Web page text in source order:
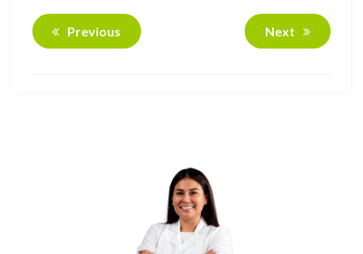
Previous Next